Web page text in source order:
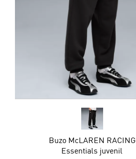
Buzo McLAREN RACING
Essentials juvenil